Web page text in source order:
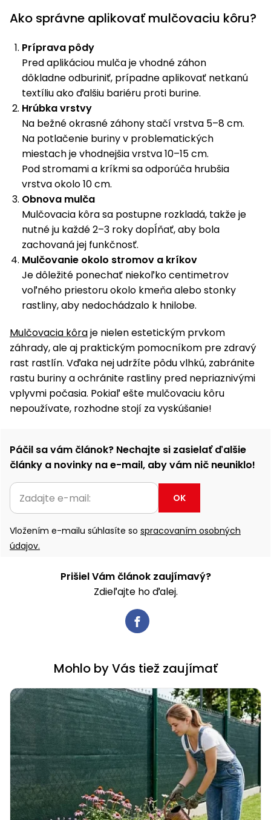
Príslušenstvo
Ako správne aplikovať mulčovaciu kôru?
Príprava pôdy
Pred aplikáciou mulča je vhodné záhon
dôkladne odburiniť, prípadne aplikovať netkanú
textíliu ako ďalšiu bariéru proti burine.
Hrúbka vrstvy
Na bežné okrasné záhony stačí vrstva 5–8 cm.
Na potlačenie buriny v problematických
miestach je vhodnejšia vrstva 10–15 cm.
Pod stromami a kríkmi sa odporúča hrubšia
vrstva okolo 10 cm.
Obnova mulča
Mulčovacia kôra sa postupne rozkladá, takže je
nutné ju každé 2–3 roky dopĺňať, aby bola
zachovaná jej funkčnosť.
Mulčovanie okolo stromov a kríkov
Je dôležité ponechať niekoľko centimetrov
voľného priestoru okolo kmeňa alebo stonky
rastliny, aby nedochádzalo k hnilobe.
Mulčovacia kôraje nielen estetickým prvkom
záhrady, ale aj praktickým pomocníkom pre zdravý
rast rastlín. Vďaka nej udržíte pôdu vlhkú, zabránite
rastu buriny a ochránite rastliny pred nepriaznivými
vplyvmi počasia. Pokiaľ ešte mulčovaciu kôru
nepoužívate, rozhodne stojí za vyskúšanie!
Páčil sa vám článok? Nechajte si zasielať ďalšie
články a novinky na e-mail, aby vám nič neuniklo!
OK
Vložením e-mailu súhlasíte so spracovaním osobných
údajov.
Prišiel Vám článok zaujímavý?
Zdieľajte ho ďalej.
Mohlo by Vás tiež zaujímať